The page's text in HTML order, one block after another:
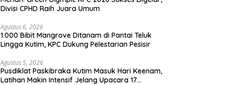
Divisi CPHD Raih Juara Umum
Agustus 6, 2026
1.000 Bibit Mangrove Ditanam di Pantai Teluk
Lingga Kutim, KPC Dukung Pelestarian Pesisir
Agustus 5, 2026
Pusdiklat Paskibraka Kutim Masuk Hari Keenam,
Latihan Makin Intensif Jelang Upacara 17